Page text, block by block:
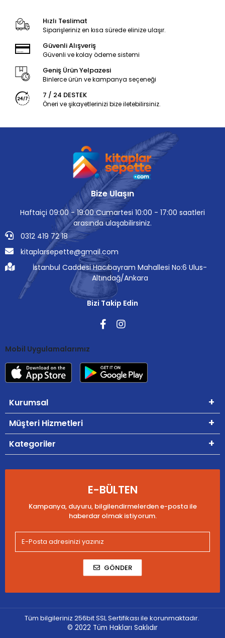
Hızlı Teslimat
Siparişleriniz en kısa sürede elinize ulaşır.
Güvenli Alışveriş
Güvenli ve kolay ödeme sistemi
Geniş Ürün Yelpazesi
Binlerce ürün ve kampanya seçeneği
7 / 24 DESTEK
Öneri ve şikayetlerinizi bize iletebilirsiniz.
Bize Ulaşın
Haftaiçi 09:00 - 19:00 Cumartesi 10:00 - 17:00 saatleri
arasında ulaşabilirsiniz.
0312 419 72 18
kitaplarsepette@gmail.com
İstanbul Caddesi Hacıbayram Mahallesi No:6 Ulus-
Altındağ/Ankara
Bizi Takip Edin
Mobil Uygulamalarımız
Kurumsal
Müşteri Hizmetleri
Kategoriler
E-BÜLTEN
Kampanya, duyuru, bilgilendirmelerden e-posta ile
haberdar olmak istiyorum.
GÖNDER
Tüm bilgileriniz 256bit SSL Sertifikası ile korunmaktadır.
© 2022 Tüm Hakları Saklıdır